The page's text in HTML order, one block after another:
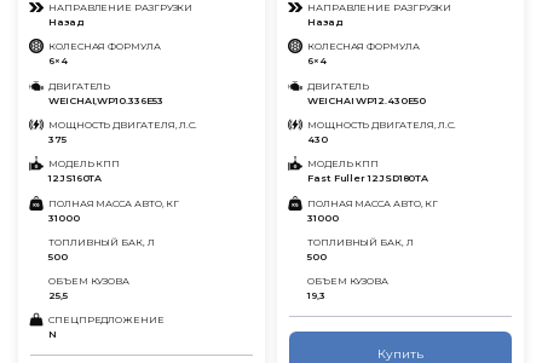
НАПРАВЛЕНИЕ РАЗГРУЗКИ
Назад
КОЛЕСНАЯ ФОРМУЛА
6×4
ДВИГАТЕЛЬ
WEICHAI,WP10.336E53
МОЩНОСТЬ ДВИГАТЕЛЯ, Л.С.
375
МОДЕЛЬ КПП
12JS160TA
ПОЛНАЯ МАССА АВТО, КГ
31000
ТОПЛИВНЫЙ БАК, Л
500
ОБЪЕМ КУЗОВА
25,5
СПЕЦПРЕДЛОЖЕНИЕ
N
НАПРАВЛЕНИЕ РАЗГРУЗКИ
Назад
КОЛЕСНАЯ ФОРМУЛА
6×4
ДВИГАТЕЛЬ
WEICHAI WP12.430E50
МОЩНОСТЬ ДВИГАТЕЛЯ, Л.С.
430
МОДЕЛЬ КПП
Fast Fuller 12JSD180TA
ПОЛНАЯ МАССА АВТО, КГ
31000
ТОПЛИВНЫЙ БАК, Л
500
ОБЪЕМ КУЗОВА
19,3
Купить